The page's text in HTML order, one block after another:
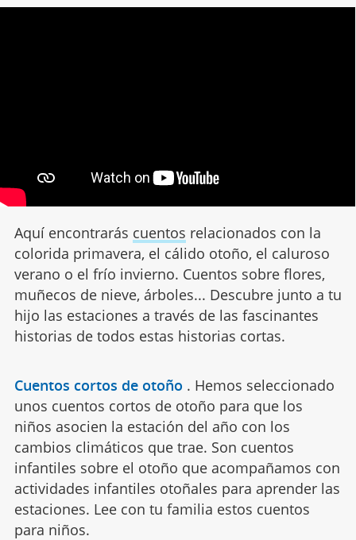
Aquí encontrarás cuentos relacionados con la
colorida primavera, el cálido otoño, el caluroso
verano o el frío invierno. Cuentos sobre flores,
muñecos de nieve, árboles... Descubre junto a tu
hijo las estaciones a través de las fascinantes
historias de todos estas historias cortas.
Cuentos cortos de otoño . Hemos seleccionado
unos cuentos cortos de otoño para que los
niños asocien la estación del año con los
cambios climáticos que trae. Son cuentos
infantiles sobre el otoño que acompañamos con
actividades infantiles otoñales para aprender las
estaciones. Lee con tu familia estos cuentos
para niños.